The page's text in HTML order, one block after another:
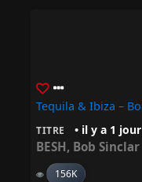
TITRE • il y a 1 jour
BESH, Bob Sinclar
156K